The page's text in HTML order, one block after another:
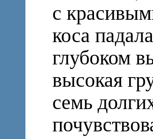
с
коса
глубоком
высокая
семь